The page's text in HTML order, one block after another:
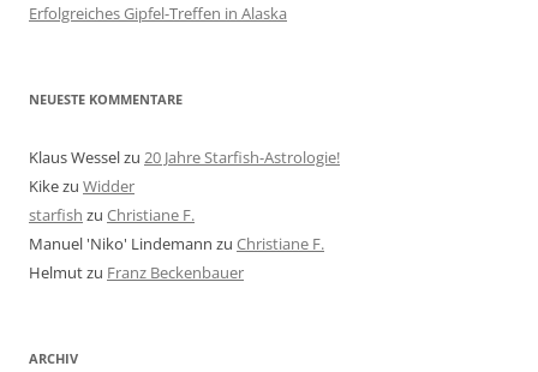
Erfolgreiches Gipfel-Treffen in Alaska
NEUESTE KOMMENTARE
Klaus Wesselzu 20 Jahre Starfish-Astrologie!
Kikezu Widder
starfish zu Christiane F.
Manuel 'Niko' Lindemann zu Christiane F.
Helmutzu Franz Beckenbauer
ARCHIV